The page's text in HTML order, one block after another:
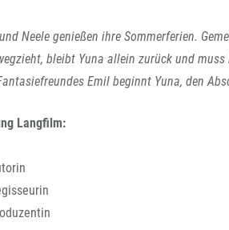
Neele genießen ihre Sommerferien.
bleibt Yuna allein zurück und
Emil beginnt Yuna, den
Langfilm: